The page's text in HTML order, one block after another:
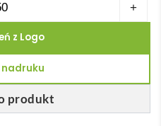
+
produkt
z Logo
nadruku